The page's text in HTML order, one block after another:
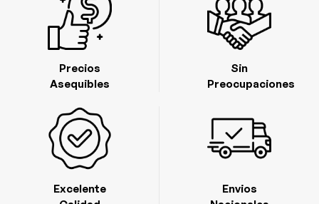
Excelente
Precios
Asequibles
Envios
Sin
Preocupaciones